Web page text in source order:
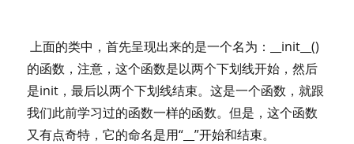
上面的类中，首先呈现出来的是一个名为：__init__()
的函数，注意，这个函数是以两个下划线开始，然后
是init，最后以两个下划线结束。这是一个函数，就跟
我们此前学习过的函数一样的函数。但是，这个函数
又有点奇特，它的命名是用“__”开始和结束。